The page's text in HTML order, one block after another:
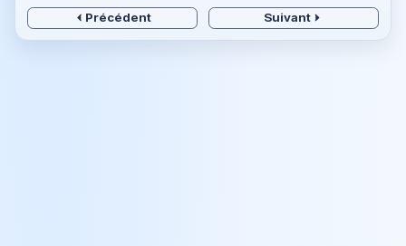
Précédent Suivant